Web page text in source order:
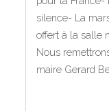
silence- La
offert à la salle
Nous
maire Gerard